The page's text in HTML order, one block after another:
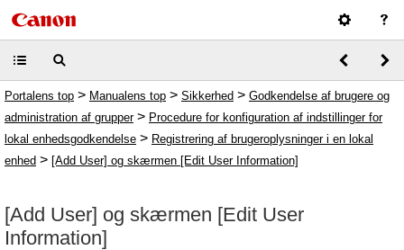
Portalens top > Manualens top > Sikkerhed > Godkendelse af brugere og
administration af grupper> Procedure for konfiguration af indstillinger for
lokal enhedsgodkendelse > Registrering af brugeroplysninger i en lokal
enhed > [Add User] og skærmen [Edit User Information]
[Add User] og skærmen [Edit User
Information]